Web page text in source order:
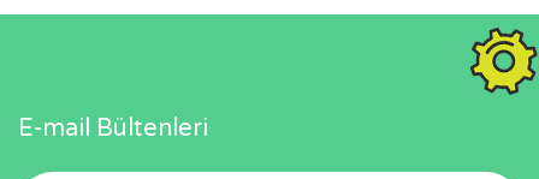
E-mail Bültenleri